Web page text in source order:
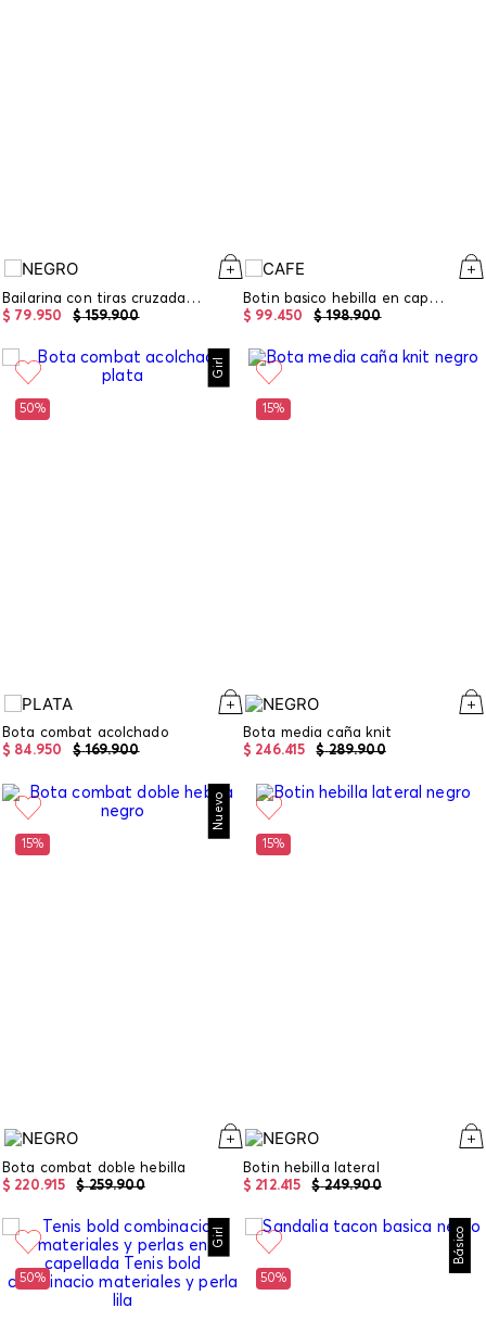
Bailarina con tiras cruzadas y hotfix
$ 159.900
$ 79.950
Botin basico hebilla en capellada
$ 198.900
$ 99.450
Girl
50%
Bota combat acolchado
$ 169.900
$ 84.950
15%
Bota media caña knit
$ 289.900
$ 246.415
Nuevo
15%
Bota combat doble hebilla
$ 259.900
$ 220.915
15%
Botin hebilla lateral
$ 249.900
$ 212.415
Girl
50%
Básico
50%